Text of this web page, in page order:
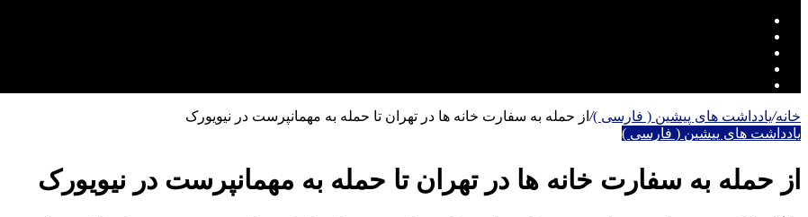
خانه/یادداشت های پیشین ( فارسی )/ از حمله به سفارت خانه ها در تهران تا حمله به مهمانپرست در نیویورک
یادداشت های پیشین ( فارسی )
از حمله به سفارت خانه ها در تهران تا حمله به مهمانپرست در نیویورک